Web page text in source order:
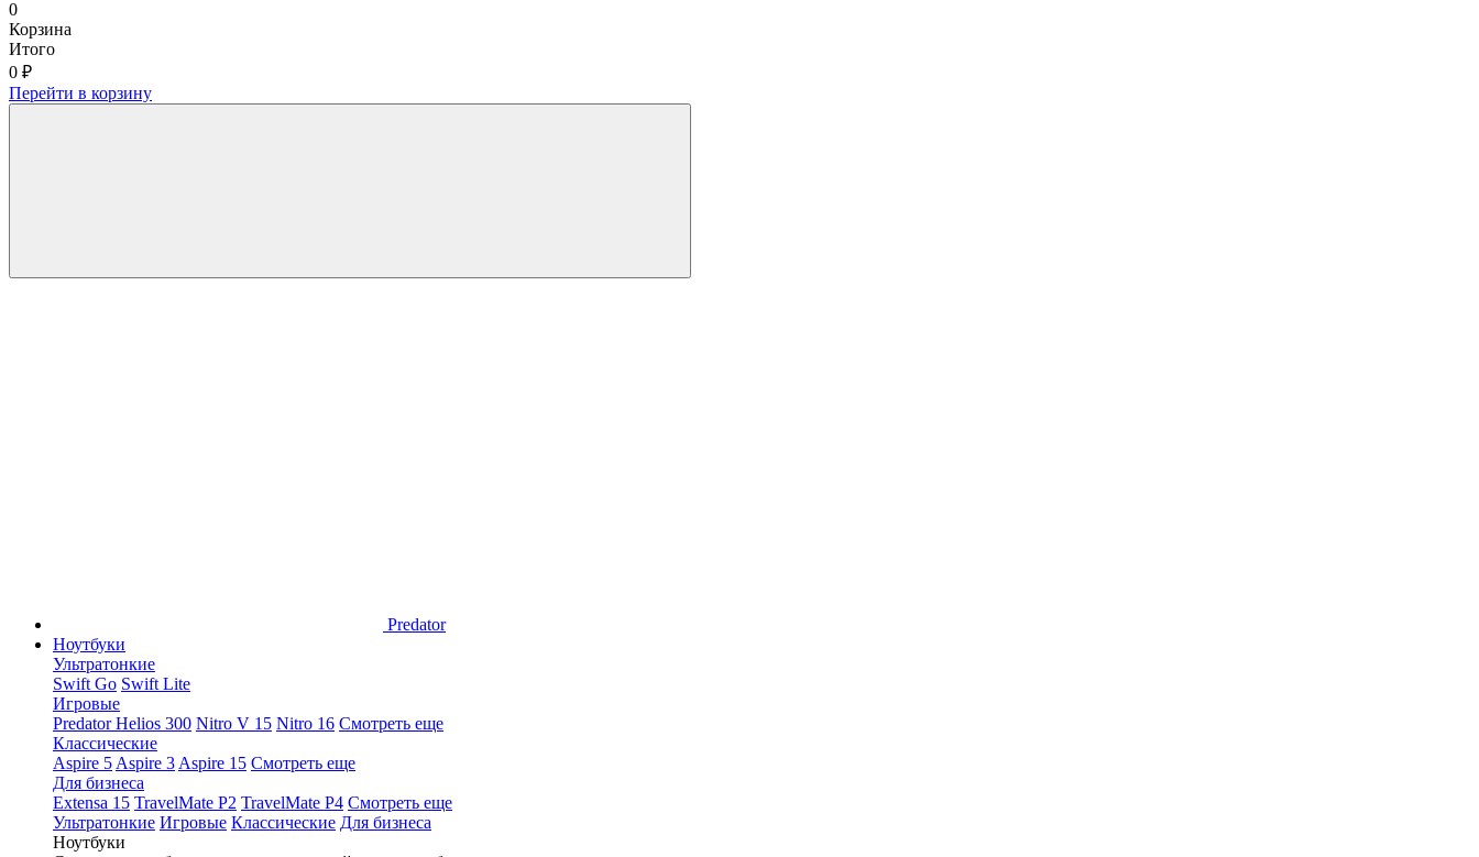
0
Корзина
Итого
0 ₽
Перейти в корзину
Predator
Ноутбуки
Ультратонкие
Swift Go Swift Lite
Игровые
Predator Helios 300 Nitro V 15 Nitro 16 Смотреть еще
Классические
Aspire 5 Aspire 3 Aspire 15 Смотреть еще
Для бизнеса
Extensa 15 TravelMate P2 TravelMate P4 Смотреть еще
Ультратонкие Игровые Классические Для бизнеса
Ноутбуки